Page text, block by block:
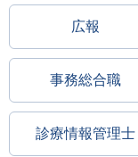
広報
事務総合職
診療情報管理士